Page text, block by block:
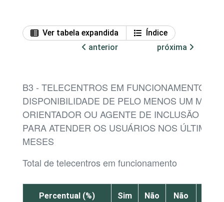
Ver tabela expandida
Índice
anterior
próxima
B3 - TELECENTROS EM FUNCIONAMENTO,
DISPONIBILIDADE DE PELO MENOS UM
ORIENTADOR OU AGENTE DE INCLUSÃO
PARA ATENDER OS USUÁRIOS NOS ÚLTIMOS
MESES
Total de telecentros em funcionamento
Percentual (%) Sim Não
Não